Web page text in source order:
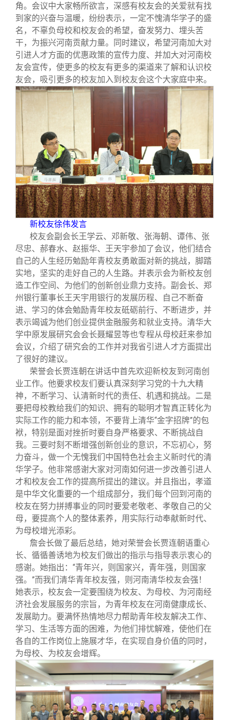
角。会议中大家畅所欲言，深感有校友会的关爱就有找
到家的兴奋与温暖，纷纷表示，一定不愧清华学子的盛
名，不辜负母校和校友会的希望，奋发努力、埋头苦
干，为振兴河南贡献力量。同时建议，希望河南加大对
引进人才方面的优惠政策的宣传力度、并加大对河南校
友会宣传，使更多的校友有更多的渠道来了解和认识校
友会，吸引更多的校友加入到校友会这个大家庭中来。
新校友徐伟发言
校友会副会长王学云、邓新敬、张海朝、谭伟、张
尽忠、郝春水、赵振华、王天宇参加了会议，他们结合
自己的人生经历勉励年青校友勇敢面对新的挑战，脚踏
实地，坚实的走好自己的人生路。并表示会为新校友创
造工作空间、为他们的创新创业鼎力支持。副会长、郑
州银行董事长王天宇用银行的发展历程、自己不断奋
进、学习的体会勉励青年校友砥砺前行、不断进步，并
表示竭诚为他们创业提供金融服务和就业支持。清华大
学中原发展研究会会长聂耀昱等也专程从母校赶来参加
会议，介绍了研究会的工作并对我省引进人才方面提出
了很好的建议。
荣誉会长贾连朝在讲话中首先欢迎新校友到河南创
业工作。他要求校友们要认真深刻学习党的十九大精
神，不断学习、认清新时代的责任、机遇和挑战。二是
要把母校教给我们的知识、拥有的聪明才智真正转化为
实际工作的能力和本领，不要背上清华“金字招牌”的包
袱，特别是面对挫折时要自身严格要求、不断挑战自
我。三要时刻不断增强创新创业的意识，不忘初心，努
力奋斗，做一个无愧我们中国特色社会主义新时代的清
华学子。他非常感谢大家对河南如何进一步改善引进人
才和校友会工作的提高所提出的建议。并且指出，孝道
是中华文化重要的一个组成部分，我们每个回到河南的
校友在努力拼搏事业的同时要爱老敬老、孝敬自己的父
母，要提高个人的整体素养，用实际行动奉献新时代、
为母校增光添彩。
詹会长做了最后总结，她对荣誉会长贾连朝语重心
长、循循善诱地为校友们做出的指示与指导表示衷心的
感谢。她指出：“青年兴，则国家兴，青年强，则国家
强。”而我们清华青年校友强，则河南清华校友会强！
她表示，校友会一定要围绕为校友、为母校、为河南经
济社会发展服务的宗旨，为青年校友在河南健康成长、
发展助力。要满怀热情地尽力帮助青年校友解决工作、
学习、生活等方面的困难，为他们排忧解难，使他们在
各自的工作岗位上施展才华，在实现自身价值的同时，
为母校、为校友会增辉。